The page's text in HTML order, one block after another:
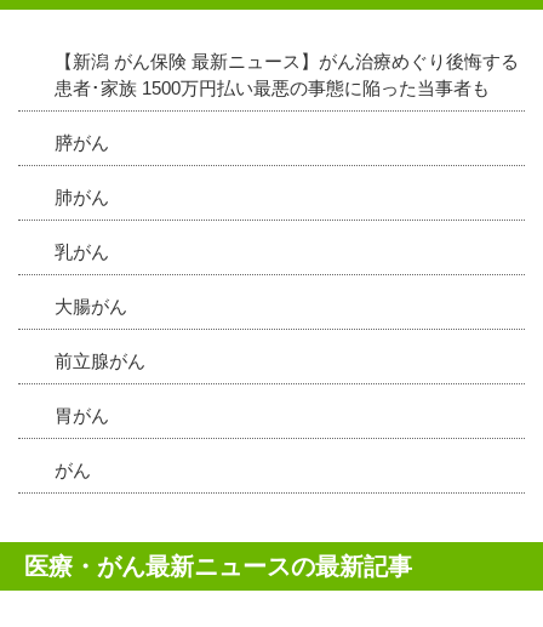
【新潟 がん保険 最新ニュース】がん治療めぐり後悔する
患者･家族 1500万円払い最悪の事態に陥った当事者も
膵がん
肺がん
乳がん
大腸がん
前立腺がん
胃がん
がん
医療・がん最新ニュースの最新記事